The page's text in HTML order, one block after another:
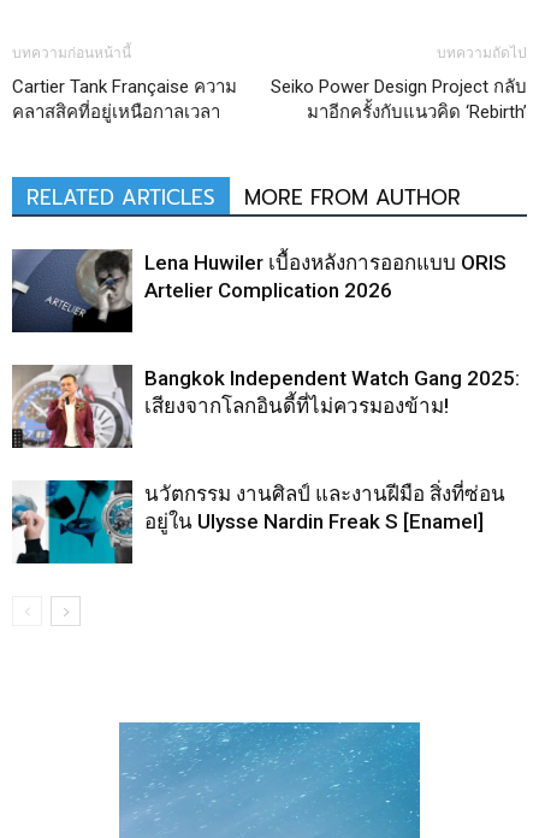
บทความก่อนหน้านี้
Cartier Tank Française ความ
คลาสสิคที่อยู่เหนือกาลเวลา
บทความถัดไป
Seiko Power Design Project กลับ
มาอีกครั้งกับแนวคิด ‘Rebirth’
RELATED ARTICLES MORE FROM AUTHOR
Lena Huwiler เบื้องหลังการออกแบบ ORIS
Artelier Complication 2026
Bangkok Independent Watch Gang 2025:
เสียงจากโลกอินดี้ที่ไม่ควรมองข้าม!
นวัตกรรม งานศิลป์ และงานฝีมือ สิ่งที่ซ่อน
อยู่ใน Ulysse Nardin Freak S [Enamel]